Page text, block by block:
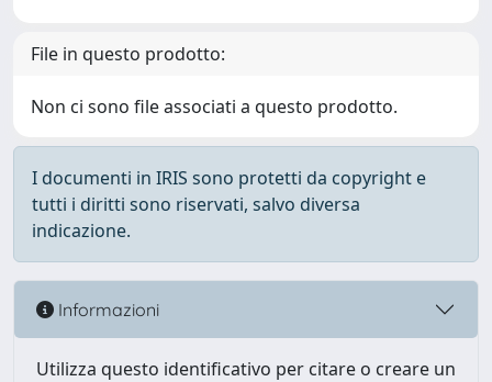
File in questo prodotto:
Non ci sono file associati a questo prodotto.
I documenti in IRIS sono protetti da copyright e
tutti i diritti sono riservati, salvo diversa
indicazione.
Informazioni
Utilizza questo identificativo per citare o creare un